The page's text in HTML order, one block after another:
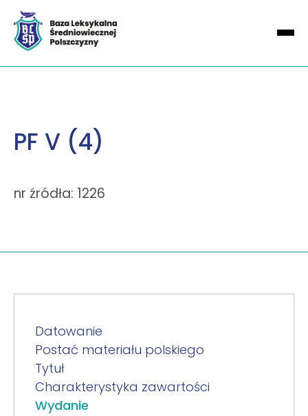
PF V (4)
nr źródła: 1226
Datowanie
Postać materiału polskiego
Tytuł
Charakterystyka zawartości
Wydanie